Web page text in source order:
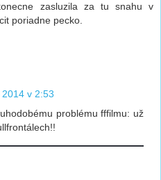
zasluzila za tu snahu v
poriadne pecko.
v 2:53
problému fffilmu: už